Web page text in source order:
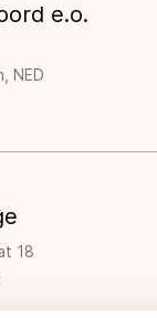
e.o.
NED
18